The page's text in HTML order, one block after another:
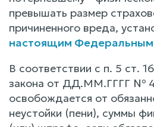
превышать размер
причиненного вреда,
настоящим Федеральным
В соответствии с п. 5 ст.
закона от ДД.ММ.ГГГГ №
освобождается от
неустойки (пени), суммы